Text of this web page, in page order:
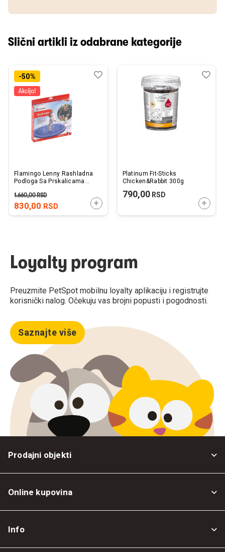
Slični artikli iz odabrane kategorije
-50%
Flamingo Lenny Rashladna
Podloga Sa Prskalicama
830,00 RSD
1.660,00RSD
DODAJTE U KORPU
Dodaj
Uporedi
Platinum Fit-Sticks
Chicken&Rabbit 300g
790,00RSD
Loyalty program
Preuzmite PetSpot mobilnu loyalty aplikaciju i registrujte
korisnički nalog. Očekuju vas brojni popusti i pogodnosti.
Saznajte više
Prodajni objekti
Online kupovina
Info